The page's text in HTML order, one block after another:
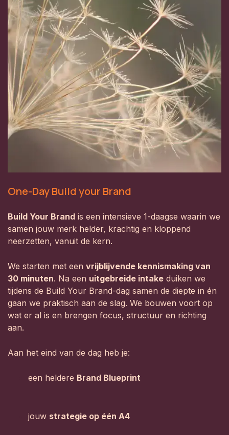
One-Day Build your Brand
Build Your Brand is een intensieve 1-daagse waarin we
samen jouw merk helder, krachtig en kloppend
neerzetten, vanuit de kern.
We starten met een vrijblijvende kennismaking van
30 minuten. Na een uitgebreide intake duiken we
tijdens de Build Your Brand-dag samen de diepte in én
gaan we praktisch aan de slag. We bouwen voort op
wat er al is en brengen focus, structuur en richting
aan.
Aan het eind van de dag heb je:
een heldere Brand Blueprint
jouw strategie op één A4